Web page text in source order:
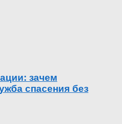
зачем
спасения без